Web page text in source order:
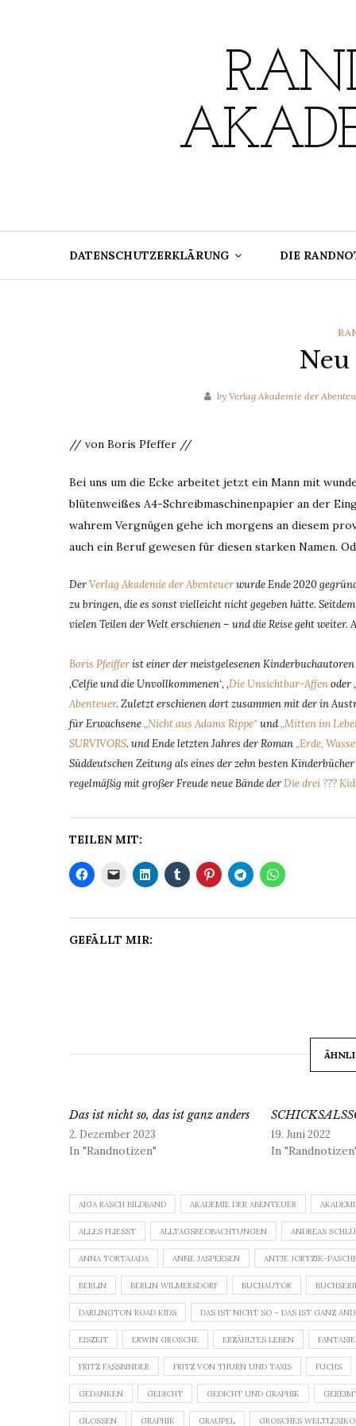
DATENSCHUTZERKLÄRUNG DIE
by Verlag Akademie der
// von Boris Pfeffer //
Bei uns um die Ecke arbeitet jetzt ein Mann mit
blütenweißes A4-Schreibmaschinenpapier an der
wahrem Vergnügen gehe ich morgens an diesem
auch ein Beruf gewesen für diesen starken Namen.
DerVerlag Akademie der Abenteuerwurde Ende 2020
zu bringen, die es sonst vielleicht nicht gegeben hätte.
vielen Teilen der Welt erschienen – und die Reise geht weiter.
Boris Pfeifferist einer der meistgelesenen Kinderbuchautoren
‚Celfie und die Unvollkommenen‘, ‚Die Unsichtbar-Affenoder
Abenteuer. Zuletzt erschienen dort zusammen mit der in
für Erwachsene„Nicht aus Adams Rippe“und„Mitten im
SURVIVORS. und Ende letzten Jahres der Roman„Erde,
Süddeutschen Zeitung als eines der zehn besten
regelmäßig mit großer Freude neue Bände derDie drei ???
TEILEN MIT:
GEFÄLLT MIR:
Das ist nicht so, das ist ganz anders
2. Dezember 2023
In "Randnotizen"
19. Juni 2022
In
AIGA RASCH BILDBAND AKADEMIE DER ABENTEUER
ALLES FLIESST ALLTAGSBEOBACHTUNGEN ANDREAS
ANNA TORTAJADA ANNE JASPERSEN ANTJE JORTZIK-
BERLIN BERLIN WILMERSDORF BUCHAUTOR
DARLINGTON ROAD KIDS DAS IST NICHT SO – DAS IST GANZ
EISZEIT ERWIN GROSCHE ERZÄHLTES LEBEN FANTASIE
FRITZ FASSBINDER FRITZ VON THURN UND TAXIS FUCHS
GEDANKEN GEDICHT GEDICHT UND GRAPHIK
GLOSSEN GRAPHIK GRAUPEL GROSCHES